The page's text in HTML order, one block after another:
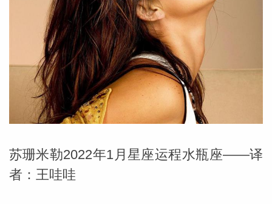
勒中文
苏珊米
苏珊米勒2022年1月星座运程水瓶座——译
者：王哇哇